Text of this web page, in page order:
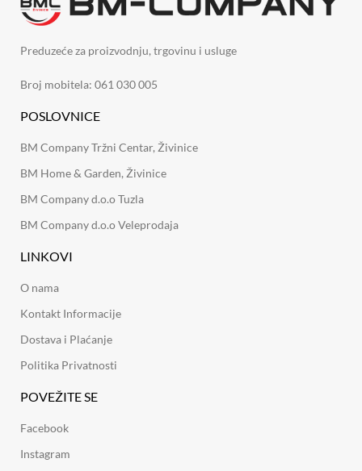
Preduzeće za proizvodnju, trgovinu i usluge
Broj mobitela: 061 030 005
POSLOVNICE
BM Company Tržni Centar, Živinice
BM Home & Garden, Živinice
BM Company d.o.o Tuzla
BM Company d.o.o Veleprodaja
LINKOVI
O nama
Kontakt Informacije
Dostava i Plaćanje
Politika Privatnosti
POVEŽITE SE
Facebook
Instagram